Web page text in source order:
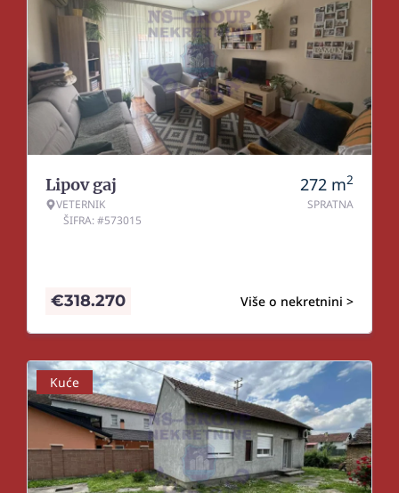
Lipov gaj
VETERNIK
ŠIFRA: #573015
272 m2
SPRATNA
Više o nekretnini >
€318.270
Kuće